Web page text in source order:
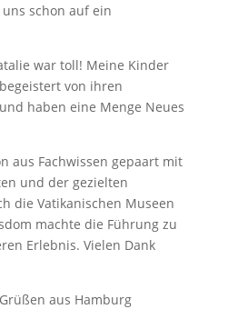
schon auf ein
war toll! Meine Kinder
von ihren
haben eine Menge Neues
aus Fachwissen gepaart mit
und der gezielten
die Vatikanischen Museen
machte die Führung zu
Erlebnis. Vielen Dank
aus Hamburg